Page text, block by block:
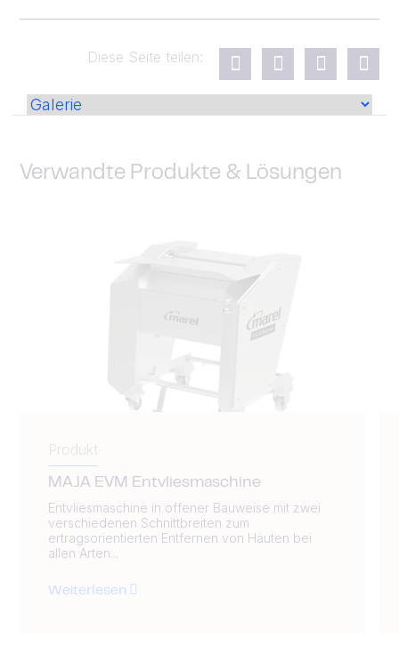
Diese Seite teilen:
Verwandte Produkte & Lösungen
Produkt
MAJA EVM Entvliesmaschine
Entvliesmaschine in offener Bauweise mit zwei
verschiedenen Schnittbreiten zum
ertragsorientierten Entfernen von Häuten bei
allen Arten...
Weiterlesen